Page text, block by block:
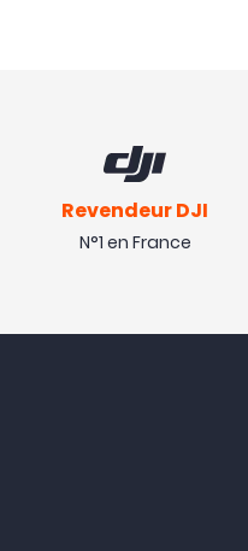
Revendeur DJI
N°1 en France